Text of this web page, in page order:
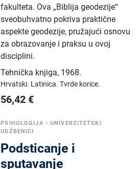
fakulteta. Ova „Biblija geodezije“
sveobuhvatno pokriva praktične
aspekte geodezije, pružajući osnovu
za obrazovanje i praksu u ovoj
disciplini.
Tehnička knjiga, 1968.
Hrvatski. Latinica.Tvrde korice.
56,42 €
PSIHOLOGIJA •UNIVERZITETSKI
UDŽBENICI
Podsticanje i
sputavanje